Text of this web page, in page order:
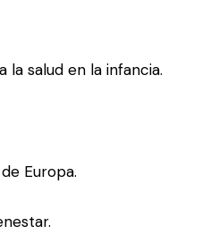
la salud en la infancia.
Europa.